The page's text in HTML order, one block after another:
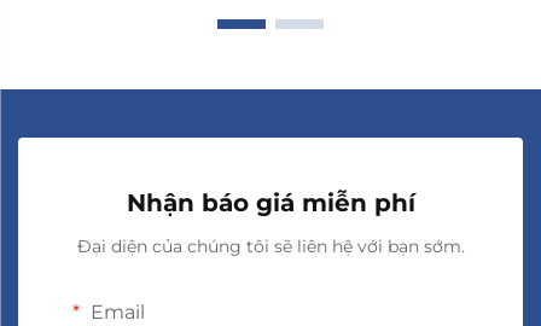
Nhận báo giá miễn phí
Đại diện của chúng tôi sẽ liên hệ với bạn sớm.
Email